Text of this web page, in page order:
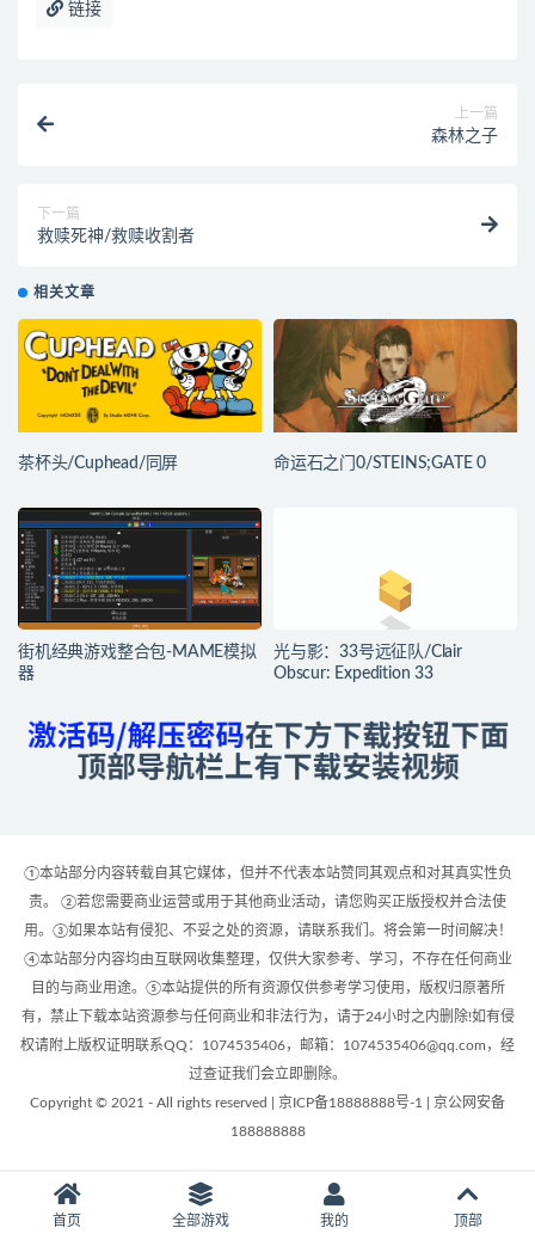
链接
上一篇
森林之子
下一篇
救赎死神/救赎收割者
相关文章
茶杯头/Cuphead/同屏 命运石之门0/STEINS;GATE 0
街机经典游戏整合包-MAME模拟
器
光与影：33号远征队/Clair
Obscur: Expedition 33
①本站部分内容转载自其它媒体，但并不代表本站赞同其观点和对其真实性负
责。 ②若您需要商业运营或用于其他商业活动，请您购买正版授权并合法使
用。③如果本站有侵犯、不妥之处的资源，请联系我们。将会第一时间解决！
④本站部分内容均由互联网收集整理，仅供大家参考、学习，不存在任何商业
目的与商业用途。⑤本站提供的所有资源仅供参考学习使用，版权归原著所
有，禁止下载本站资源参与任何商业和非法行为，请于24小时之内删除!如有侵
权请附上版权证明联系QQ：1074535406，邮箱：1074535406@qq.com，经
过查证我们会立即删除。
Copyright © 2021 - All rights reserved | 京ICP备18888888号-1 | 京公网安备
188888888
首页 全部游戏 我的 顶部